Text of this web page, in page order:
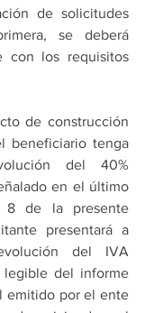
de solicitudes
se deberá
con los requisitos
de construcción
beneficiario tenga
del 40%
en el último
8 de la presente
presentará a
del IVA
legible del informe
emitido por el ente